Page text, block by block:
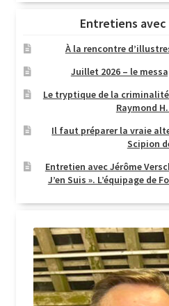
Entretiens avec
À la rencontre
Juillet 2026 – le
Le tryptique de la
Raymond
Il faut préparer la vraie
Scipion
Entretien avec Jérôme
J’en Suis ». L’équipage de